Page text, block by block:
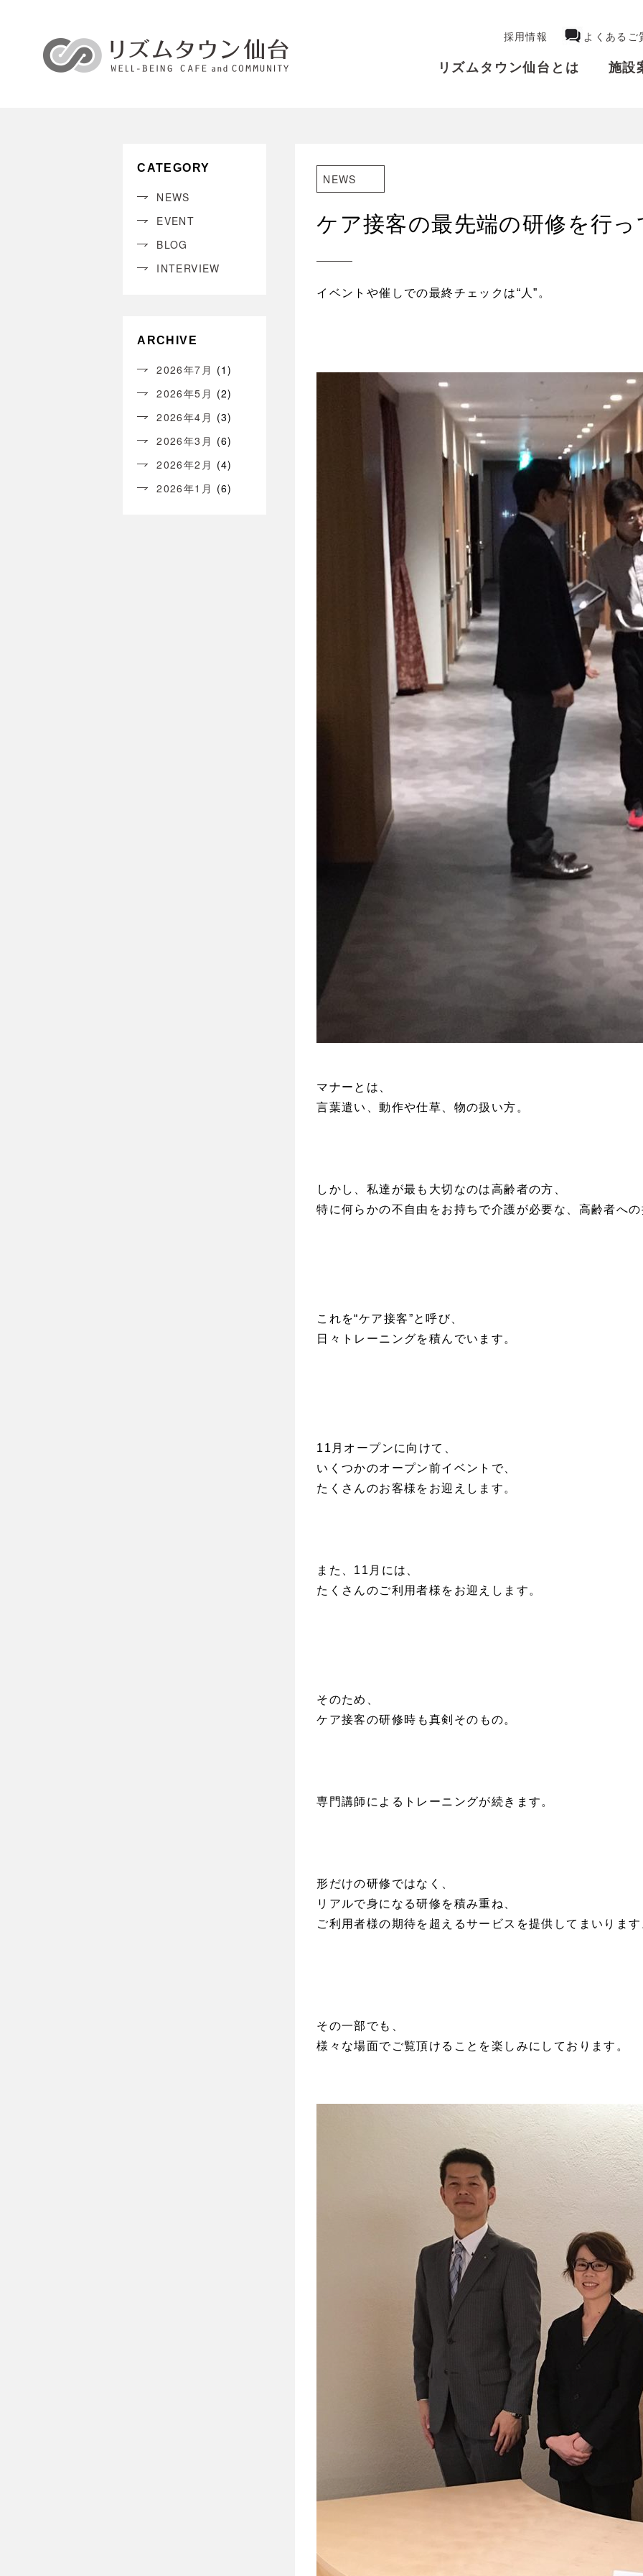
採用情報 よくあるご
リズムタウン仙台とは 施設
CATEGORY
NEWS
EVENT
BLOG
INTERVIEW
ARCHIVE
2026年7月 (1)
2026年5月 (2)
2026年4月 (3)
2026年3月 (6)
2026年2月 (4)
2026年1月 (6)
NEWS
ケア接客の最先端の研修を行
イベントや催しでの最終チェックは“人”。
マナーとは、
言葉遣い、動作や仕草、物の扱い方。
しかし、私達が最も大切なのは高齢者の方、
特に何らかの不自由をお持ちで介護が必要な、高齢者へ
これを“ケア接客”と呼び、
日々トレーニングを積んでいます。
11月オープンに向けて、
いくつかのオープン前イベントで、
たくさんのお客様をお迎えします。
また、11月には、
たくさんのご利用者様をお迎えします。
そのため、
ケア接客の研修時も真剣そのもの。
専門講師によるトレーニングが続きます。
形だけの研修ではなく、
リアルで身になる研修を積み重ね、
ご利用者様の期待を超えるサービスを提供してまいりま
その一部でも、
様々な場面でご覧頂けることを楽しみにしております。